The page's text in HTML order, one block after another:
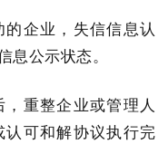
企业，失信信息认
公示状态。
重整企业或管理人
可和解协议执行完